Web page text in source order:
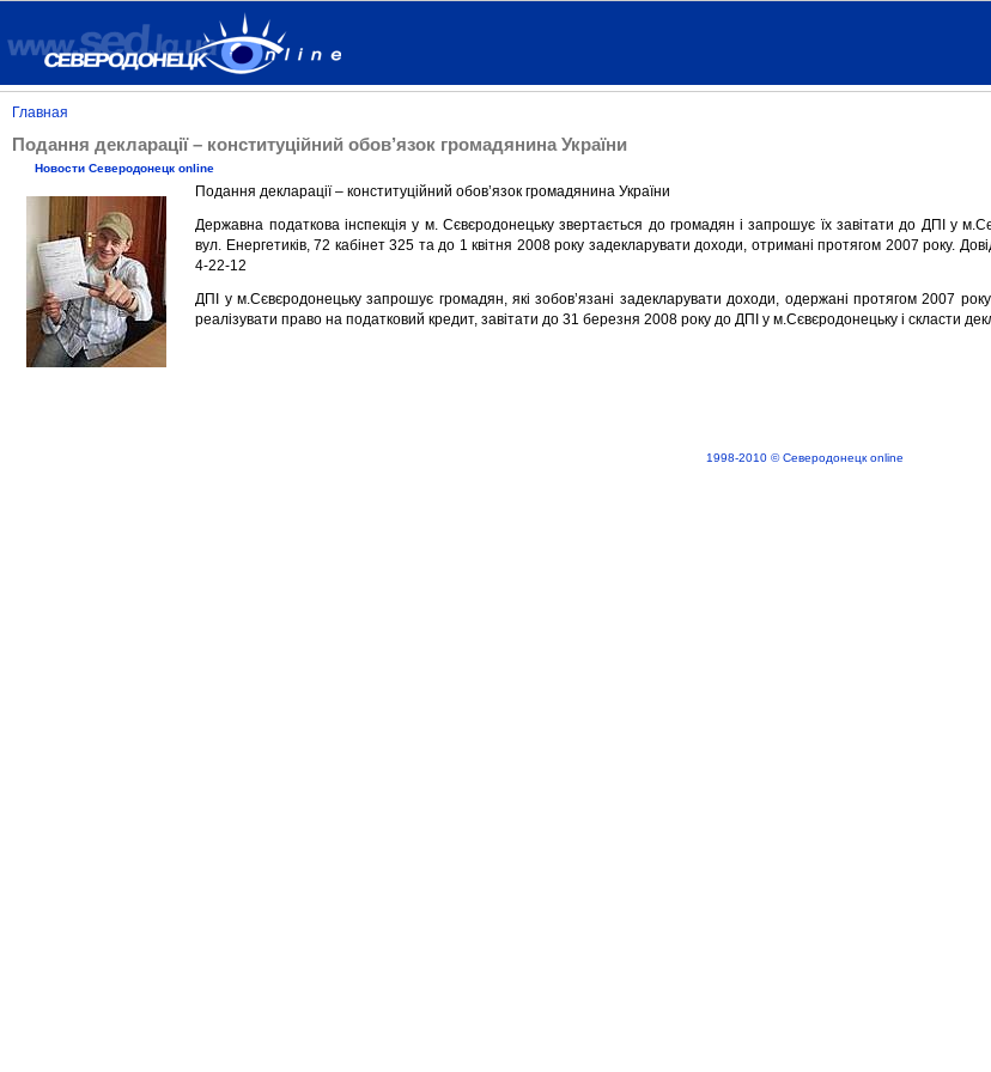
Главная
Подання декларації – конституційний обов’язок громадянина України
Новости Северодонецк online
Подання декларації – конституційний обов’язок громадянина України
Державна податкова інспекція у м. Сєвєродонецьку звертається до громадян і запрошує їх завітати до ДПІ у
вул. Енергетиків, 72 кабінет 325 та до 1 квітня 2008 року задекларувати доходи, отримані протягом 2007 року.
4-22-12
ДПІ у м.Сєвєродонецьку запрошує громадян, які зобов’язані задекларувати доходи, одержані протягом 2007
реалізувати право на податковий кредит, завітати до 31 березня 2008 року до ДПІ у м.Сєвєродонецьку і скласти
1998-2010 © Северодонецк online